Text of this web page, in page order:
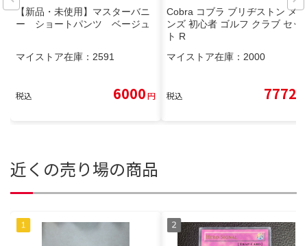
【新品・未使用】マスターバニ
ー ショートパンツ ベージュ
マイストア在庫： 2591
税込 6000円
Cobra コブラ ブリヂストン メ
ンズ 初心者 ゴルフ クラブ セッ
ト R
マイストア在庫： 2000
税込 7772
近くの売り場の商品